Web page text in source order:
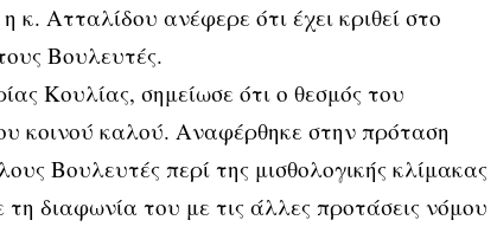
Ατταλίδου ανέφερε ότι έχει κριθεί στο
Βουλευτές.
Κουλίας, σημείωσε ότι ο θεσμός του
κοινού καλού. Αναφέρθηκε στην πρόταση
Βουλευτές περί της μισθολογικής κλίμακας
διαφωνία του με τις άλλες προτάσεις νόμου